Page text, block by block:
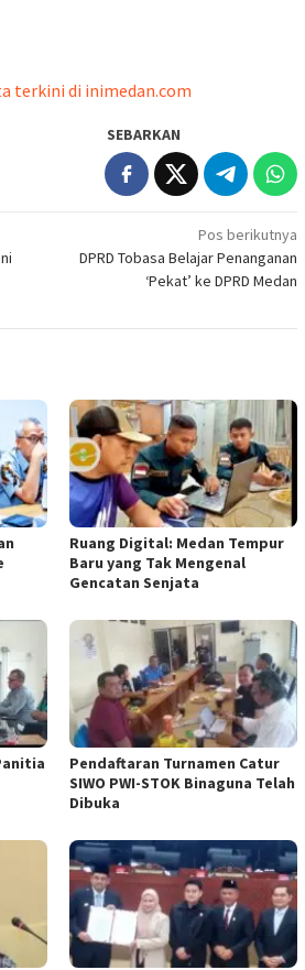
terkini di inimedan.com
SEBARKAN
Pos berikutnya
DPRD Tobasa Belajar Penanganan
‘Pekat’ ke DPRD Medan
Ruang Digital: Medan Tempur
Baru yang Tak Mengenal
Gencatan Senjata
Pendaftaran Turnamen Catur
SIWO PWI-STOK Binaguna Telah
Dibuka